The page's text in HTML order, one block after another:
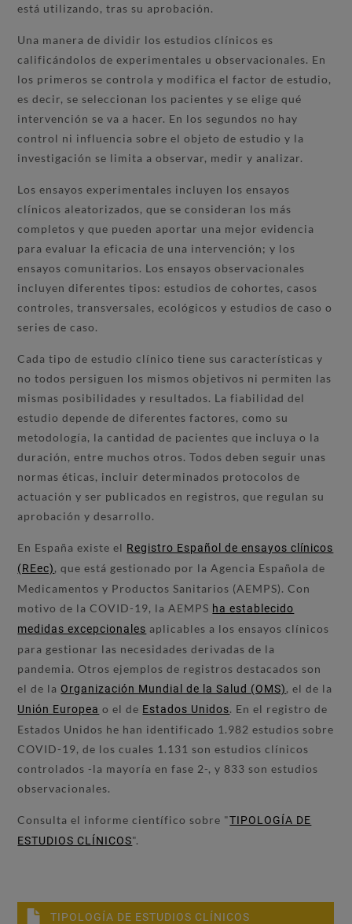
está utilizando, tras su aprobación.
Una manera de dividir los estudios clínicos es
calificándolos de experimentales u observacionales. En
los primeros se controla y modifica el factor de estudio,
es decir, se seleccionan los pacientes y se elige qué
intervención se va a hacer. En los segundos no hay
control ni influencia sobre el objeto de estudio y la
investigación se limita a observar, medir y analizar.
Los ensayos experimentales incluyen los ensayos
clínicos aleatorizados, que se consideran los más
completos y que pueden aportar una mejor evidencia
para evaluar la eficacia de una intervención; y los
ensayos comunitarios. Los ensayos observacionales
incluyen diferentes tipos: estudios de cohortes, casos
controles, transversales, ecológicos y estudios de caso o
series de caso.
Cada tipo de estudio clínico tiene sus características y
no todos persiguen los mismos objetivos ni permiten las
mismas posibilidades y resultados. La fiabilidad del
estudio depende de diferentes factores, como su
metodología, la cantidad de pacientes que incluya o la
duración, entre muchos otros. Todos deben seguir unas
normas éticas, incluir determinados protocolos de
actuación y ser publicados en registros, que regulan su
aprobación y desarrollo.
En España existe el Registro Español de ensayos clínicos
(REec), que está gestionado por la Agencia Española de
Medicamentos y Productos Sanitarios (AEMPS). Con
motivo de la COVID-19, la AEMPS ha establecido
medidas excepcionales aplicables a los ensayos clínicos
para gestionar las necesidades derivadas de la
pandemia. Otros ejemplos de registros destacados son
el de la Organización Mundial de la Salud (OMS), el de la
Unión Europea o el de Estados Unidos. En el registro de
Estados Unidos he han identificado 1.982 estudios sobre
COVID-19, de los cuales 1.131 son estudios clínicos
controlados -la mayoría en fase 2-, y 833 son estudios
observacionales.
Consulta el informe científico sobre "TIPOLOGÍA DE
ESTUDIOS CLÍNICOS".
TIPOLOGÍA DE ESTUDIOS CLÍNICOS